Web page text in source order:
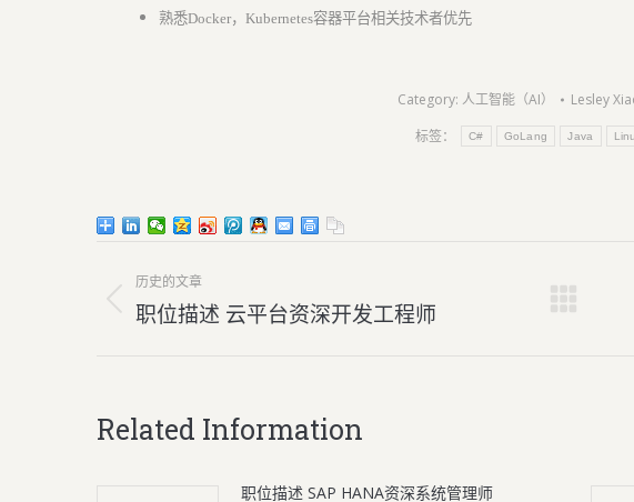
熟悉Docker，Kubernetes容器平台相关技术者优先
Category: 人工智能（AI） Lesley
标签：
C# GoLang Java
历史的文章
历
章：
职位描述 云平台资深开发工程师
Related Information
职位描述 SAP HANA资深系统管理师